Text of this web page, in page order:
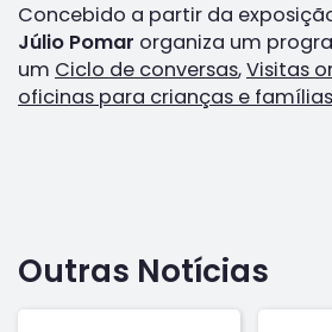
Concebido a partir da
Júlio Pomar organiza um
um Ciclo de conversas,Visitas
oficinas para crianças e
Outras Notícias